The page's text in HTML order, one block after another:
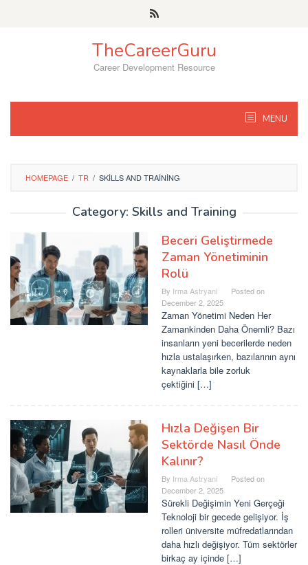
TheCareerGuru
Career Development Resource
MENU
HOMEPAGE / TR / SKILLS AND TRAINING
Category: Skills and Training
Beceri Geliştirmede
Zaman Yönetiminin
Rolü
By Irma Astryani
Posted on
December 2, 2025
Zaman Yönetimi Neden Her
Zamankinden Daha Önemli? Bazı
insanların yeni becerilerde neden
hızla ustalaşırken, bazılarının aynı
kaynaklarla bile zorluk
çektiğini […]
Hızla Değişen Bir
Sektörde Nasıl Önde
Kalınır?
By Irma Astryani
Posted on
December 2, 2025
Sürekli Değişimin Yeni Gerçeği
Teknoloji bir gecede gelişiyor. İş
rolleri üniversite müfredatlarından
daha hızlı değişiyor. Tüm sektörler
birkaç ay içinde […]